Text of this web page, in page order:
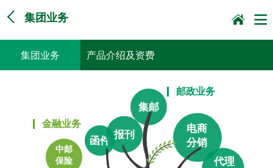
集团业务
集团业务 产品介绍及资费
中邮
保险
金融业务
函件 报刊
集邮
邮政业务
电商
分销
代理